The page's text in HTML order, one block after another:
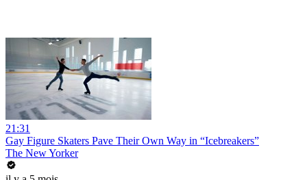
21:31
Gay Figure Skaters Pave Their Own Way in “Icebreakers”
The New Yorker